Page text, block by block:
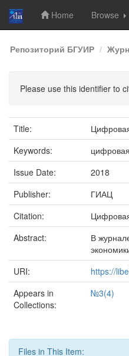
Skip
navigation
Home Browse
Репозиторий БГУИР
Please use this identifier to
Title:
Keywords:
Issue Date:
2018
Publisher:
ГИАЦ
Citation:
Abstract:
В
URI:
https://
Appears in
Collections:
№3(4)
Files in This Item: